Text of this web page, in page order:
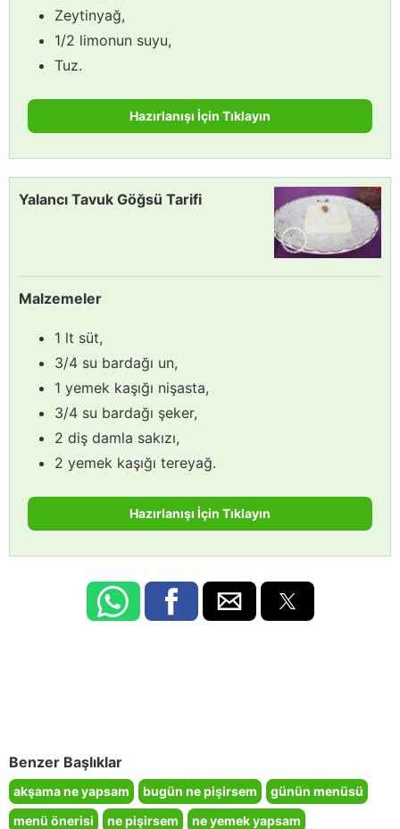
Zeytinyağ,
1/2 limonun suyu,
Tuz.
Hazırlanışı İçin Tıklayın
Yalancı Tavuk Göğsü Tarifi
Malzemeler
1 lt süt,
3/4 su bardağı un,
1 yemek kaşığı nişasta,
3/4 su bardağı şeker,
2 diş damla sakızı,
2 yemek kaşığı tereyağ.
Hazırlanışı İçin Tıklayın
Benzer Başlıklar
akşama ne yapsam bugün ne pişirsem
günün menüsü
menü önerisi
ne pişirsem
ne yemek yapsam